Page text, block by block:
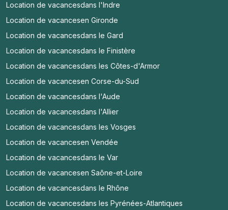
Location de vacancesdans l'Indre
Location de vacancesen Gironde
Location de vacancesdans le Gard
Location de vacancesdans le Finistère
Location de vacancesdans les Côtes-d'Armor
Location de vacancesen Corse-du-Sud
Location de vacancesdans l'Aude
Location de vacancesdans l'Allier
Location de vacancesdans les Vosges
Location de vacancesen Vendée
Location de vacancesdans le Var
Location de vacancesen Saône-et-Loire
Location de vacancesdans le Rhône
Location de vacancesdans les Pyrénées-Atlantiques